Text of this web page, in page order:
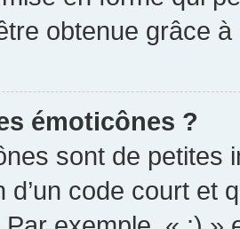
obtenue grâce à
émoticônes ?
sont de petites
d’un code court et